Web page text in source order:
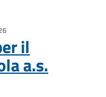
il
a.s.